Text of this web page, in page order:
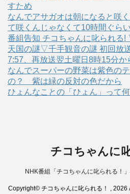
すため
なんでアサガオは朝になると咲
て咲くんじゃなくて10時間ぐら
番組告知 チコちゃんに叱られ
天国の謎▽千手観音の謎 初回放
7:57、再放送翌土曜日8時15分か
なんでスーパーの野菜は紫色の
の？ 紫は緑の反対の色だから
ひょんなことの「ひょん」って
チコちゃんに
NHK番組「チコちゃんに叱られる！
Copyright© チコちゃんに叱られる！ ,